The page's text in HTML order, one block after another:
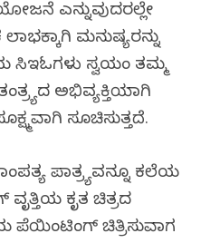
ಎನ್ನುವುದರಲ್ಲೇ
ಮನುಷ್ಯರನ್ನು
ಸಿಇಓಗಳು ಸ್ವಯಂ ತಮ್ಮ
ಅಭಿವ್ಯಕ್ತಿಯಾಗಿ
ಸೂಚಿಸುತ್ತದೆ.
ಪಾವಿತ್ರ್ಯವನ್ನೂ ಕಲೆಯ
ವಿಕೃತ ಚಿತ್ರದ
ಪೆಯಿಂಟಿಂಗ್ ಚಿತ್ರಿಸುವಾಗ